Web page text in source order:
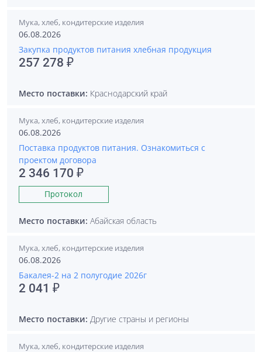
Мука, хлеб, кондитерские изделия
06.08.2026
Закупка продуктов питания хлебная продукция
257 278 ₽
Место поставки: Краснодарский край
Мука, хлеб, кондитерские изделия
06.08.2026
Поставка продуктов питания. Ознакомиться с
проектом договора
2 346 170 ₽
Протокол
Место поставки: Абайская область
Мука, хлеб, кондитерские изделия
06.08.2026
Бакалея-2 на 2 полугодие 2026г
2 041 ₽
Место поставки: Другие страны и регионы
Мука, хлеб, кондитерские изделия